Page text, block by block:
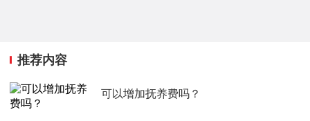
推荐内容
可以增加抚养费吗？